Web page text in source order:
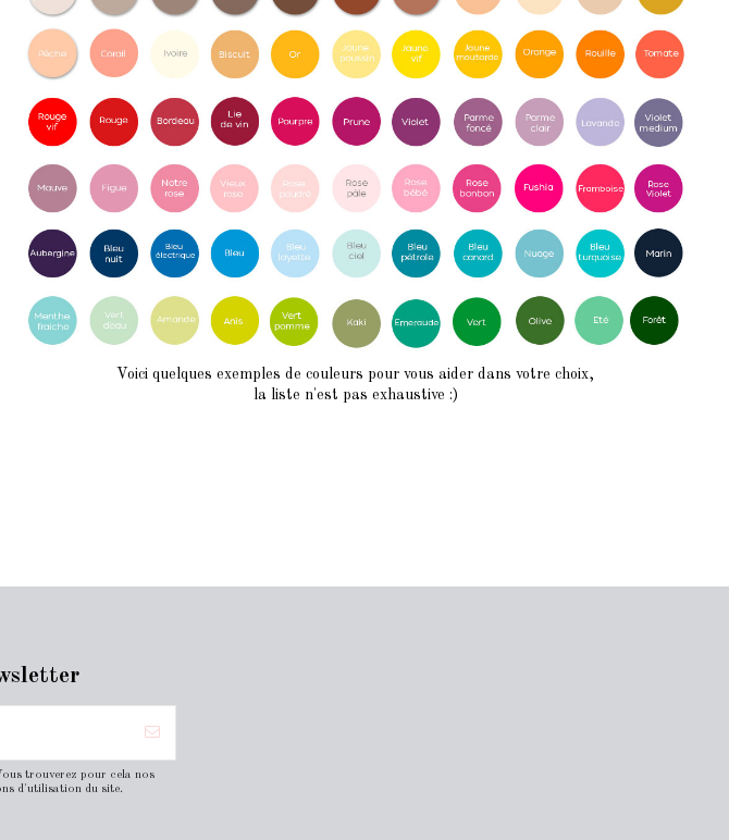
Voici quelques exemples de couleurs pour vous aider dans votre choix,
la liste n'est pas exhaustive :)
trouverez pour cela nos
d'utilisation du site.